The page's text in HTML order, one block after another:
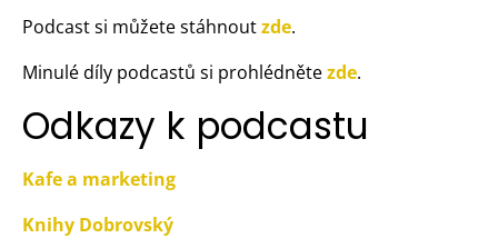
Podcast si můžete stáhnoutzde.
Minulé díly podcastů si prohlédnětezde.
Odkazy k podcastu
Kafe a marketing
Knihy Dobrovský